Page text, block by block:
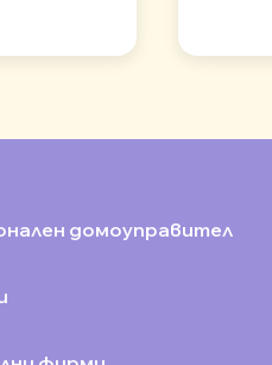
домоуправител